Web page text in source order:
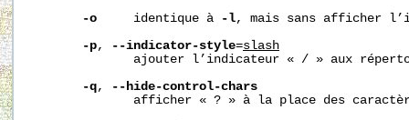
-o
     identique à
-l, mais sans afficher
-p, --indicator-style=slash
ajouter l’indicateur « / » aux
-q,
--hide-control-chars
afficher « ? » à la place des